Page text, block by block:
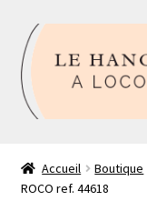
Aller
à
la
navigation
Aller
au
contenu
Boutique
Accueil Boutique
ROCO ref. 44618